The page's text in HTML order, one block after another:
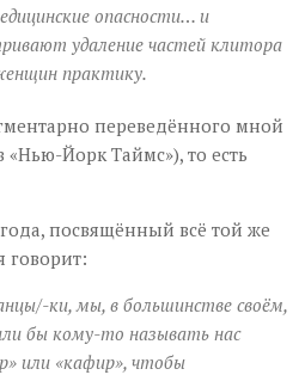
опасности… и
удаление частей клитора
практику.
переведённого мной
«Нью-Йорк Таймс»), то есть
посвящённый всё той же
говорит:
ки, мы, в большинстве своём,
бы кому-то называть нас
или «кафир», чтобы